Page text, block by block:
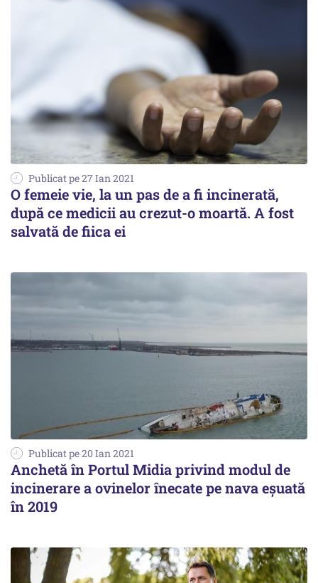
Publicat pe 27 Ian 2021
O femeie vie, la un pas de a fi incinerată,
după ce medicii au crezut-o moartă. A fost
salvată de fiica ei
Publicat pe 20 Ian 2021
Anchetă în Portul Midia privind modul de
incinerare a ovinelor înecate pe nava eşuată
în 2019